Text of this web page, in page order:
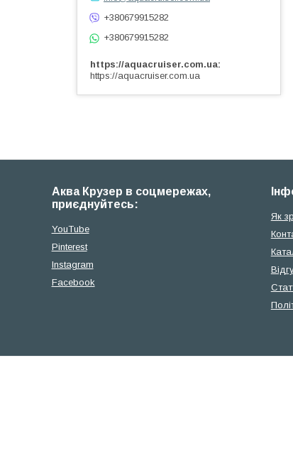
+380679915282
+380679915282
https://aquacruiser.com.ua
https://aquacruiser.com.ua
Аква Крузер в соцмережах,
приєднуйтесь:
YouTube
Pinterest
Instagram
Facebook
Як